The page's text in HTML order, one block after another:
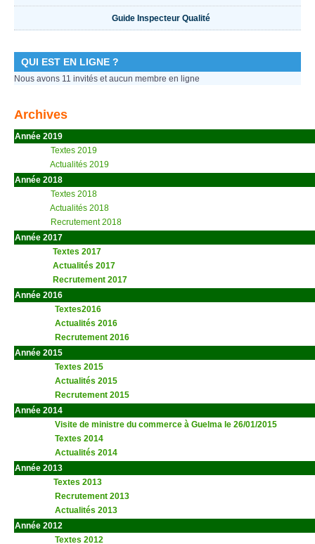
Guide Inspecteur Qualité
QUI EST EN LIGNE ?
Nous avons 11 invités et aucun membre en ligne
Archives
Année 2019
Textes 2019
Actualités 2019
Année 2018
Textes 2018
Actualités 2018
Recrutement 2018
Année 2017
Textes 2017
Actualités 2017
Recrutement 2017
Année 2016
Textes2016
Actualités 2016
Recrutement 2016
Année 2015
Textes 2015
Actualités 2015
Recrutement 2015
Année 2014
Visite de ministre du commerce à Guelma le 26/01/2015
Textes 2014
Actualités 2014
Année 2013
Textes 2013
Recrutement 2013
Actualités 2013
Année 2012
Textes 2012